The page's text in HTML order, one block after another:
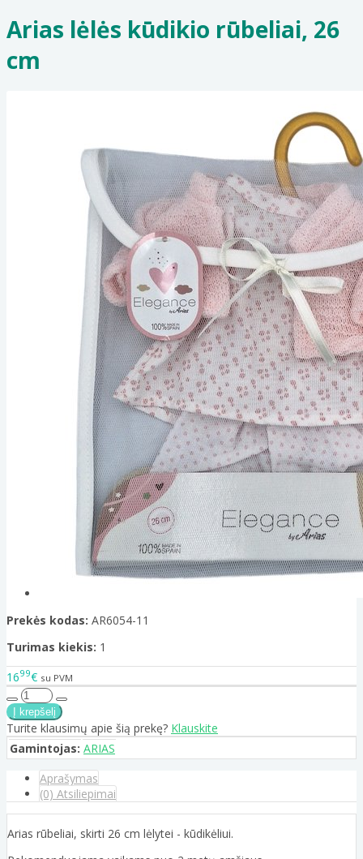
Arias lėlės kūdikio rūbeliai, 26
cm
Prekės kodas: AR6054-11
Turimas kiekis: 1
1699€ su PVM
Turite klausimų apie šią prekę? Klauskite
Gamintojas: ARIAS
Aprašymas
(0) Atsiliepimai
Arias rūbeliai, skirti 26 cm lėlytei - kūdikėliui.